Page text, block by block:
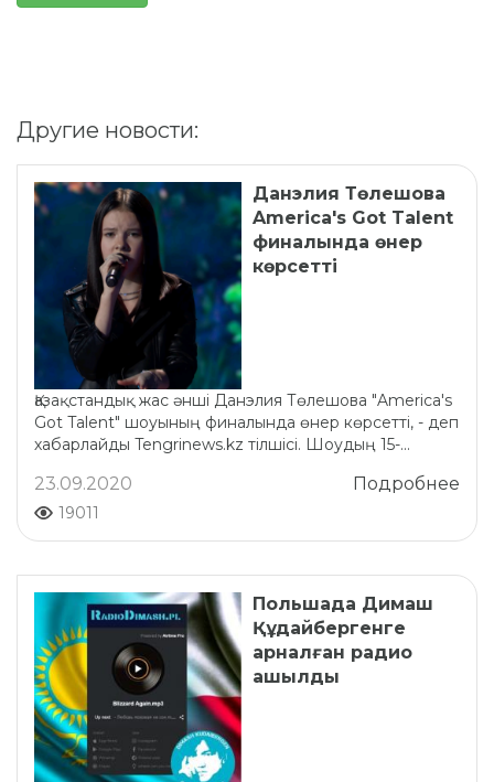
Другие новости:
Данэлия Төлешова
America's Got Talent
финалында өнер
көрсетті
Қазақстандық жас әнші Данэлия Төлешова "America's
Got Talent" шоуының финалында өнер көрсетті, - деп
хабарлайды Tengrinews.kz тілшісі. Шоудың 15-...
Подробнее
23.09.2020
19011
Польшада Димаш
Құдайбергенге
арналған радио
ашылды